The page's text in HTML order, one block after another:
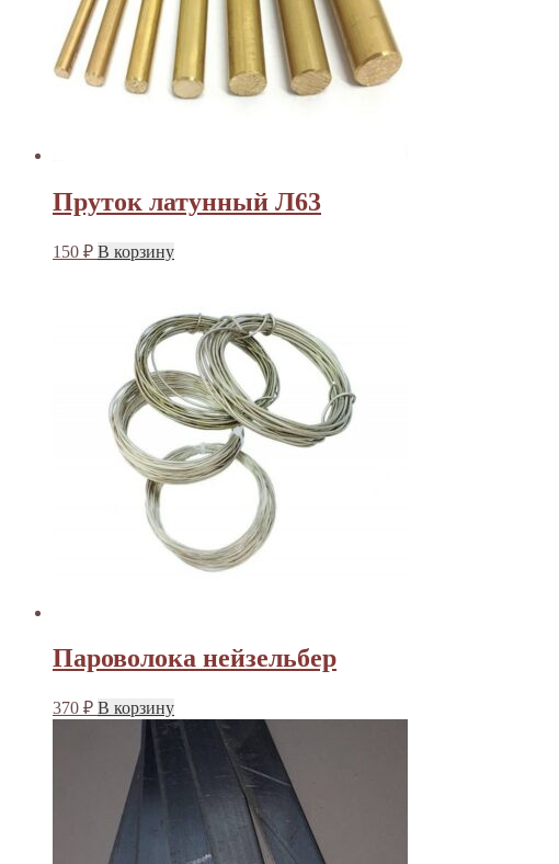
Пруток латунный Л63
150 ₽ В корзину
Пароволока нейзельбер
370 ₽ В корзину